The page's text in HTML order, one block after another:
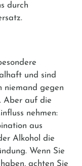
durch
und sind
niemand gegen
Aber auf die
nehmen:
aus
Alkohol die
Wenn Sie
achten Sie